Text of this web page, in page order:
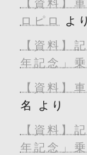
【資料】
ロピロ
より
【資料】
年記念」
【資料】
名
より
【資料】
年記念」